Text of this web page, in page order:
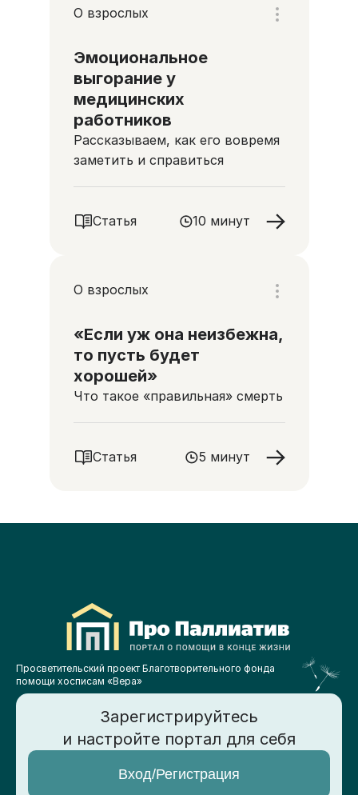
О взрослых
Эмоциональное
выгорание у
медицинских
работников
Рассказываем, как его вовремя
заметить и справиться
Статья 10 минут
О взрослых
«Если уж она неизбежна,
то пусть будет
хорошей»
Что такое «правильная» смерть
Статья 5 минут
Просветительский проект Благотворительного фонда
помощи хосписам «Вера»
Зарегистрируйтесь
и настройте портал для себя
Вход/Регистрация